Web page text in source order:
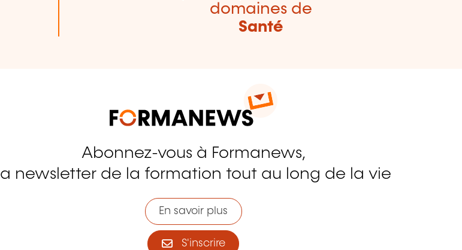
domaines de
Santé
Abonnez-vous à Formanews,
la newsletter de la formation tout au long de la vie
En savoir plus
S'inscrire